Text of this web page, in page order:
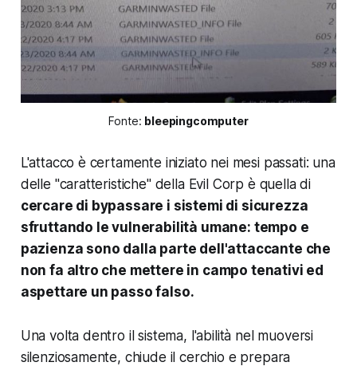
Fonte: bleepingcomputer
L'attacco è certamente iniziato nei mesi passati: una
delle "caratteristiche" della Evil Corp è quella di
cercare di bypassare i sistemi di sicurezza
sfruttando le vulnerabilità umane: tempo e
pazienza sono dalla parte dell'attaccante che
non fa altro che mettere in campo tenativi ed
aspettare un passo falso.
Una volta dentro il sistema, l'abilità nel muoversi
silenziosamente, chiude il cerchio e prepara